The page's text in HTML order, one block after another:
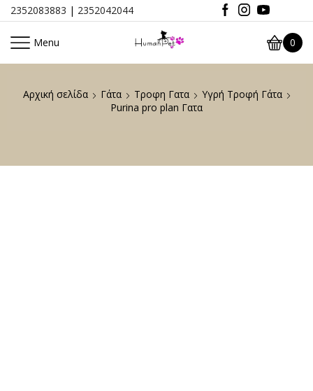
2352083883 | 2352042044
Menu 0
Αρχική σελίδα Γάτα Τροφη Γατα
Υγρή Τροφή Γάτα
Purina pro plan Γατα